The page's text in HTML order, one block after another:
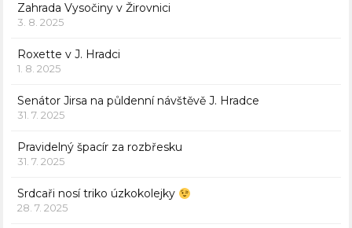
Zahrada Vysočiny v Žirovnici
3. 8. 2025
Roxette v J. Hradci
1. 8. 2025
Senátor Jirsa na půldenní návštěvě J. Hradce
31. 7. 2025
Pravidelný špacír za rozbřesku
31. 7. 2025
Srdcaři nosí triko úzkokolejky
28. 7. 2025